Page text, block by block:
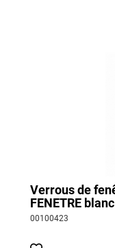
Verrous de
FENETRE blanc
00100423